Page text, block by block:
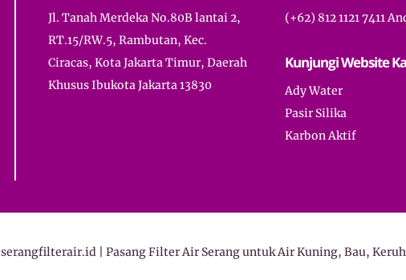
Jl. Tanah Merdeka No.80B lantai 2,
RT.15/RW.5, Rambutan, Kec.
Ciracas, Kota Jakarta Timur, Daerah
Khusus Ibukota Jakarta 13830
(+62) 812 1121 7411
Kunjungi Website
Ady Water
Pasir Silika
Karbon Aktif
serangfilterair.id | Pasang Filter Air Serang untuk Air Kuning, Bau,